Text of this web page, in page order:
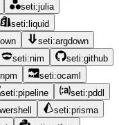
seti:julia
seti:liquid
seti:argdown
seti:nim
seti:github
seti:ocaml
seti:pipeline
seti:pddl
seti:prisma